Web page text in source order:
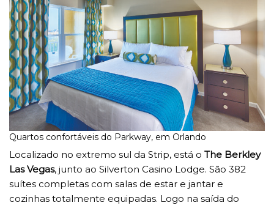
Quartos confortáveis do Parkway, em Orlando
Localizado no extremo sul da Strip, está o The Berkley
Las Vegas, junto ao Silverton Casino Lodge. São 382
suítes completas com salas de estar e jantar e
cozinhas totalmente equipadas. Logo na saída do